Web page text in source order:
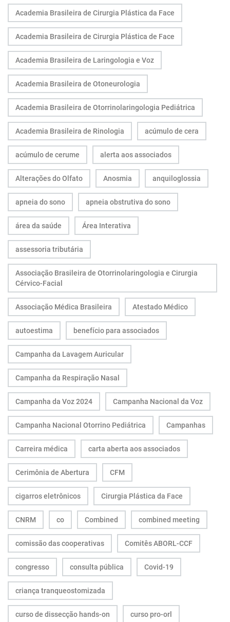
Academia Brasileira de Cirurgia Plástica da Face
Academia Brasileira de Cirurgia Plástica de Face
Academia Brasileira de Laringologia e Voz
Academia Brasileira de Otoneurologia
Academia Brasileira de Otorrinolaringologia Pediátrica
Academia Brasileira de Rinologia acúmulo de cera
acúmulo de cerume alerta aos associados
Alterações do Olfato Anosmia anquiloglossia
apneia do sono apneia obstrutiva do sono
área da saúde Área Interativa
assessoria tributária
Associação Brasileira de Otorrinolaringologia e Cirurgia
Cérvico-Facial
Associação Médica Brasileira Atestado Médico
autoestima benefício para associados
Campanha da Lavagem Auricular
Campanha da Respiração Nasal
Campanha da Voz 2024 Campanha Nacional da Voz
Campanha Nacional Otorrino Pediátrica Campanhas
Carreira médica carta aberta aos associados
Cerimônia de Abertura CFM
cigarros eletrônicos Cirurgia Plástica da Face
CNRM co Combined combined meeting
comissão das cooperativas Comitês ABORL-CCF
congresso consulta pública Covid-19
criança tranqueostomizada
curso de dissecção hands-on curso pro-orl